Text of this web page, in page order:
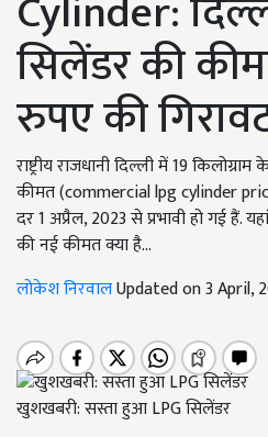
सिलेंडर की
रुपए की
राष्ट्रीय राजधानी दिल्ली में 19
कीमत (commercial lpg cylinder
दर 1 अप्रैल, 2023 से प्रभावी हो गई हैं.
की नई कीमत क्या है...
लोकेश निरवालUpdated on 3 April,
खुशखबरी: सस्ता हुआ LPG सिलेंडर